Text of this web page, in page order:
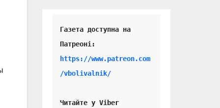
Газета доступна на
https://www.patreon.com
/vbolivalnik/
Читайте у Viber